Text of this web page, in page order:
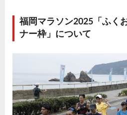
福岡マラソン2025「ふく
ナー枠」について